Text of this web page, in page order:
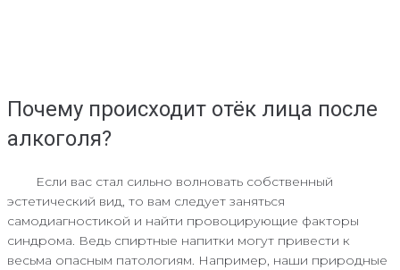
Почему происходит отёк лица после
алкоголя?
Если вас стал сильно волновать собственный
эстетический вид, то вам следует заняться
самодиагностикой и найти провоцирующие факторы
синдрома. Ведь спиртные напитки могут привести к
весьма опасным патологиям. Например, наши природные